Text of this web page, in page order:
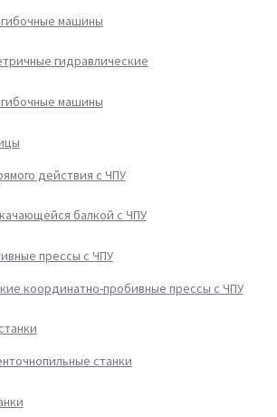
машины
гидравлические
машины
действия с ЧПУ
балкой с ЧПУ
прессы с ЧПУ
координатно-пробивные прессы с ЧПУ
станки